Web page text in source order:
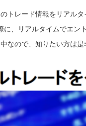
トレード情報をリアル
に、リアルタイムでエン
なので、知りたい方は是